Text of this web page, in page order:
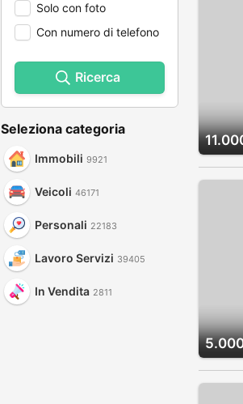
Solo con foto
Con numero di telefono
Ricerca
Seleziona categoria
Immobili 9921
Veicoli 46171
Personali 22183
Lavoro Servizi 39405
In Vendita 2811